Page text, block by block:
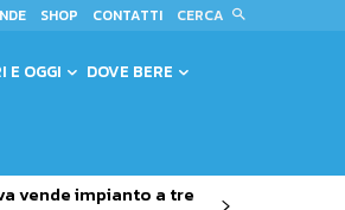
SHOP CONTATTI CERCA
E OGGI DOVE BERE
vende impianto a tre